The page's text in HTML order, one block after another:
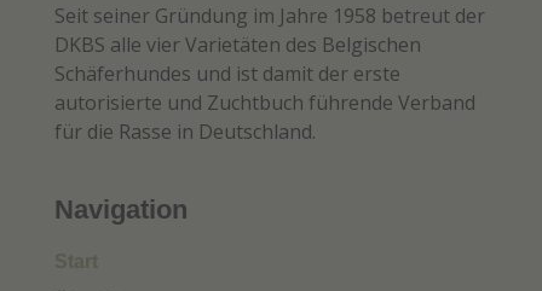
Seit seiner Gründung im Jahre 1958 betreut der
DKBS alle vier Varietäten des Belgischen
Schäferhundes und ist damit der erste
autorisierte und Zuchtbuch führende Verband
für die Rasse in Deutschland.
Navigation
Start